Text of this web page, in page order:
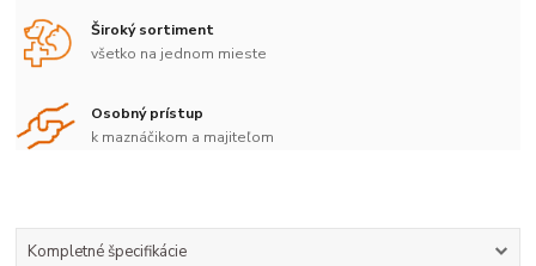
Široký sortiment
všetko na jednom mieste
Osobný prístup
k maznáčikom a majiteľom
Kompletné špecifikácie